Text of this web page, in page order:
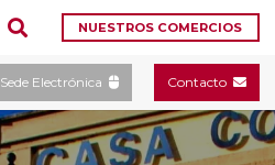
NUESTROS COMERCIOS
Sede Electrónica Contacto